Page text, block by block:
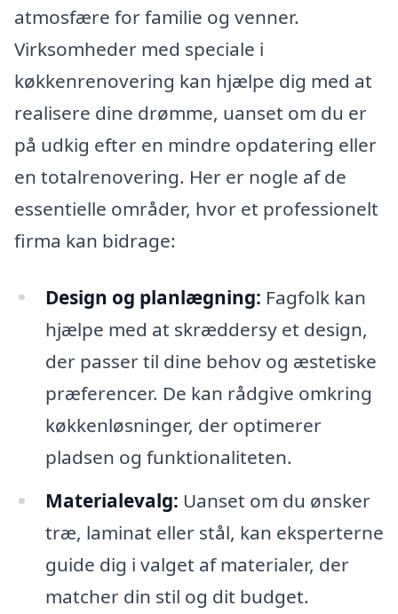
atmosfære for familie og venner.
Virksomheder med speciale i
køkkenrenovering kan hjælpe dig med at
realisere dine drømme, uanset om du er
på udkig efter en mindre opdatering eller
en totalrenovering. Her er nogle af de
essentielle områder, hvor et professionelt
firma kan bidrage:
Design og planlægning: Fagfolk kan
hjælpe med at skræddersy et design,
der passer til dine behov og æstetiske
præferencer. De kan rådgive omkring
køkkenløsninger, der optimerer
pladsen og funktionaliteten.
Materialevalg: Uanset om du ønsker
træ, laminat eller stål, kan eksperterne
guide dig i valget af materialer, der
matcher din stil og dit budget.